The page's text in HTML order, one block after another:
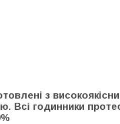
з
Всі годинники